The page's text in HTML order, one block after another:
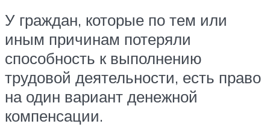
У граждан, которые по тем или
иным причинам потеряли
способность к выполнению
трудовой деятельности, есть право
на один вариант денежной
компенсации.